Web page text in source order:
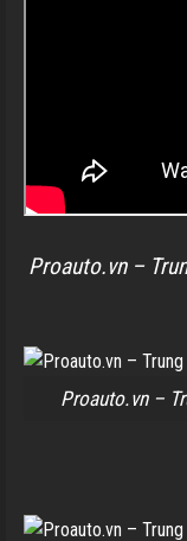
Proauto.vn –
Proauto.vn –